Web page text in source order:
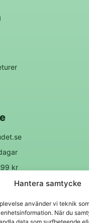
Hantera samtycke
använder vi teknik
När du
kr